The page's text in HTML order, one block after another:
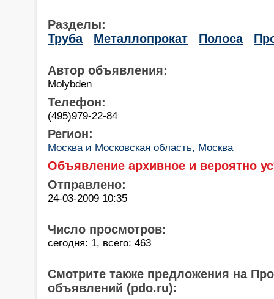
Разделы:
Труба
Металлопрокат Полоса
Автор объявления:
Molybden
Телефон:
(495)979-22-84
Регион:
Москва и Московская область, Москва
Объявление архивное и вероятно
Отправлено:
24-03-2009 10:35
Число просмотров:
сегодня: 1, всего: 463
Смотрите также предложения на
объявлений (pdo.ru):